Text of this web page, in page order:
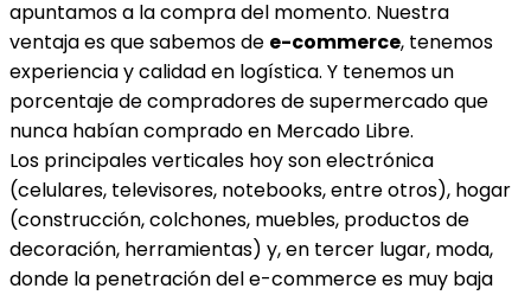
apuntamos a la compra del momento. Nuestra
ventaja es que sabemos de e-commerce, tenemos
experiencia y calidad en logística. Y tenemos un
porcentaje de compradores de supermercado que
nunca habían comprado en Mercado Libre.
Los principales verticales hoy son electrónica
(celulares, televisores, notebooks, entre otros), hogar
(construcción, colchones, muebles, productos de
decoración, herramientas) y, en tercer lugar, moda,
donde la penetración del e-commerce es muy baja